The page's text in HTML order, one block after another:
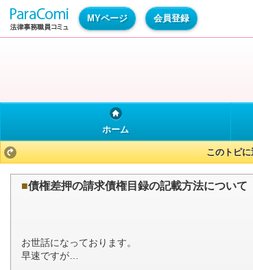
MYページ 会員登録
ホーム
このトピに
■債権差押の請求債権目録の記載方法について
お世話になっております。
早速ですが…